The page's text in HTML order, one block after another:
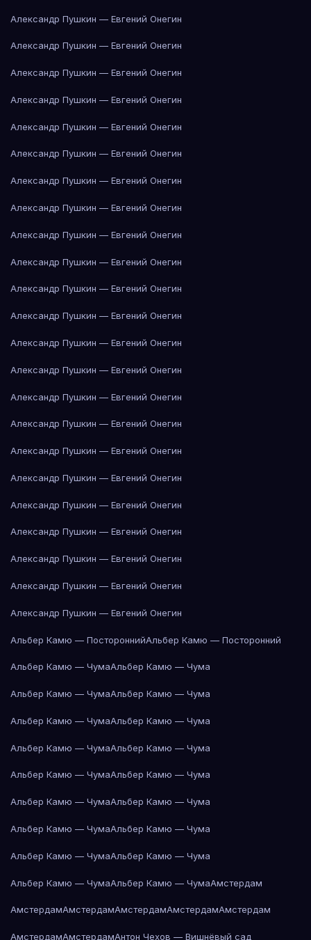
Александр Пушкин — Евгений Онегин
Александр Пушкин — Евгений Онегин
Александр Пушкин — Евгений Онегин
Александр Пушкин — Евгений Онегин
Александр Пушкин — Евгений Онегин
Александр Пушкин — Евгений Онегин
Александр Пушкин — Евгений Онегин
Александр Пушкин — Евгений Онегин
Александр Пушкин — Евгений Онегин
Александр Пушкин — Евгений Онегин
Александр Пушкин — Евгений Онегин
Александр Пушкин — Евгений Онегин
Александр Пушкин — Евгений Онегин
Александр Пушкин — Евгений Онегин
Александр Пушкин — Евгений Онегин
Александр Пушкин — Евгений Онегин
Александр Пушкин — Евгений Онегин
Александр Пушкин — Евгений Онегин
Александр Пушкин — Евгений Онегин
Александр Пушкин — Евгений Онегин
Александр Пушкин — Евгений Онегин
Александр Пушкин — Евгений Онегин
Александр Пушкин — Евгений Онегин
Альбер Камю — ПостороннийАльбер Камю — Посторонний
Альбер Камю — ЧумаАльбер Камю — Чума
Альбер Камю — ЧумаАльбер Камю — Чума
Альбер Камю — ЧумаАльбер Камю — Чума
Альбер Камю — ЧумаАльбер Камю — Чума
Альбер Камю — ЧумаАльбер Камю — Чума
Альбер Камю — ЧумаАльбер Камю — Чума
Альбер Камю — ЧумаАльбер Камю — Чума
Альбер Камю — ЧумаАльбер Камю — Чума
Альбер Камю — ЧумаАльбер Камю — ЧумаАмстердам
АмстердамАмстердамАмстердамАмстердамАмстердам
АмстердамАмстердамАнтон Чехов — Вишнёвый сад